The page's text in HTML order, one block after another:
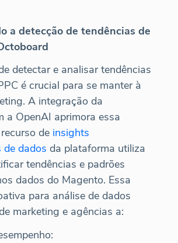
a detecção de tendências de
detectar e analisar tendências
é crucial para se manter à
A integração da
a OpenAI aprimora essa
de insights
dados da plataforma utiliza
tendências e padrões
dados do Magento. Essa
para análise de dados
marketing e agências a: